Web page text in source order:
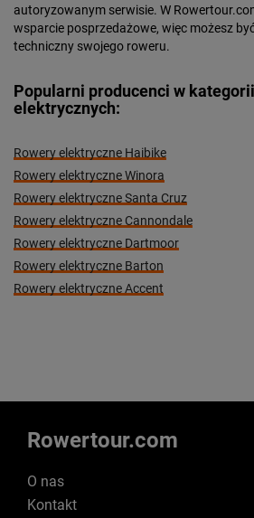
autoryzowanym serwisie. W
wsparcie posprzedażowe, więc możesz
techniczny swojego roweru.
Popularni producenci w
elektrycznych:
Rowery elektryczne Haibike
Rowery elektryczne Winora
Rowery elektryczne Santa Cruz
Rowery elektryczne Cannondale
Rowery elektryczne Dartmoor
Rowery elektryczne Barton
Rowery elektryczne Accent
Rowertour.com
O nas
Kontakt